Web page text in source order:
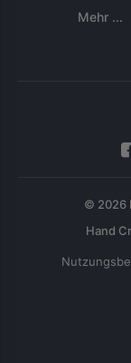
Mehr ...
© 2026